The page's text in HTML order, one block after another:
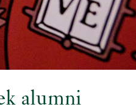
alumni